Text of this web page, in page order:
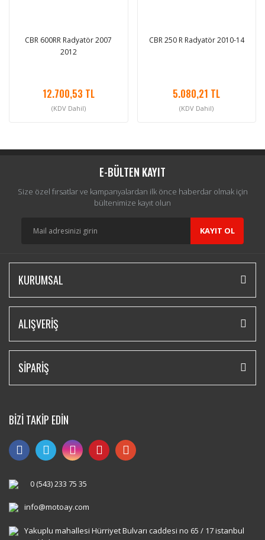
CBR 600RR Radyatör 2007
2012
12.700,53 TL
(KDV Dahil)
CBR 250 R Radyatör 2010-14
5.080,21 TL
(KDV Dahil)
E-BÜLTEN KAYIT
Size özel fırsatlar ve kampanyalardan ilk önce haberdar olmak için
bültenimize kayıt olun
KAYIT OL
KURUMSAL
ALIŞVERİŞ
SİPARİŞ
BİZİ TAKİP EDİN
0 (543) 233 75 35
info@motoay.com
Yakuplu mahallesi Hürriyet Bulvarı caddesi no 65 / 17 istanbul